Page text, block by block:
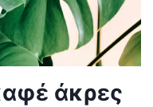
άκρες